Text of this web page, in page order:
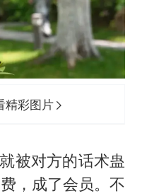
精彩图片
被对方的话术蛊
，成了会员。不